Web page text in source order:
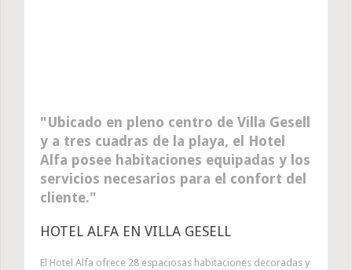
Ubicado en pleno centro de Villa Gesell
y a tres cuadras de la playa, el Hotel
Alfa posee habitaciones equipadas y los
servicios necesarios para el confort del
cliente.
HOTEL ALFA EN VILLA GESELL
El Hotel Alfa ofrece 28 espaciosas habitaciones decoradas y